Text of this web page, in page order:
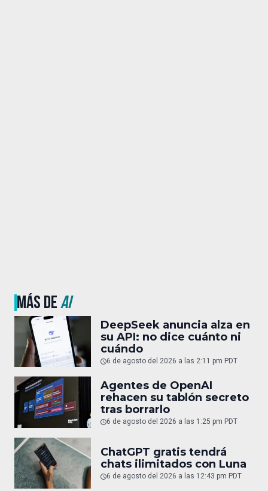
MÁS DEAI
DeepSeek anuncia alza en
su API: no dice cuánto ni
cuándo
6 de agosto del 2026 a las 2:11 pm PDT
Agentes de OpenAI
rehacen su tablón secreto
tras borrarlo
6 de agosto del 2026 a las 1:25 pm PDT
ChatGPT gratis tendrá
chats ilimitados con Luna
6 de agosto del 2026 a las 12:43 pm PDT